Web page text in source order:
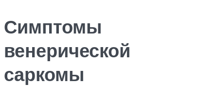
Симптомы
венерической
саркомы